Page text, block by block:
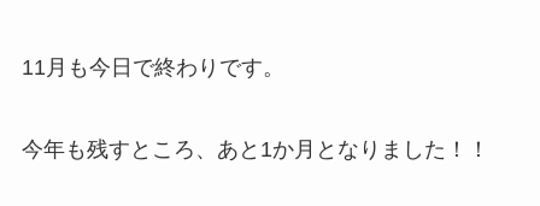
11月も今日で終わりです。
今年も残すところ、あと1か月となりました！！